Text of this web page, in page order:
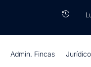

Admin. Fincas Jurídico